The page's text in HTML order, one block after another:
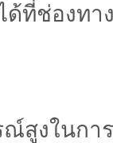
ที่ช่องทาง
สูงในกา